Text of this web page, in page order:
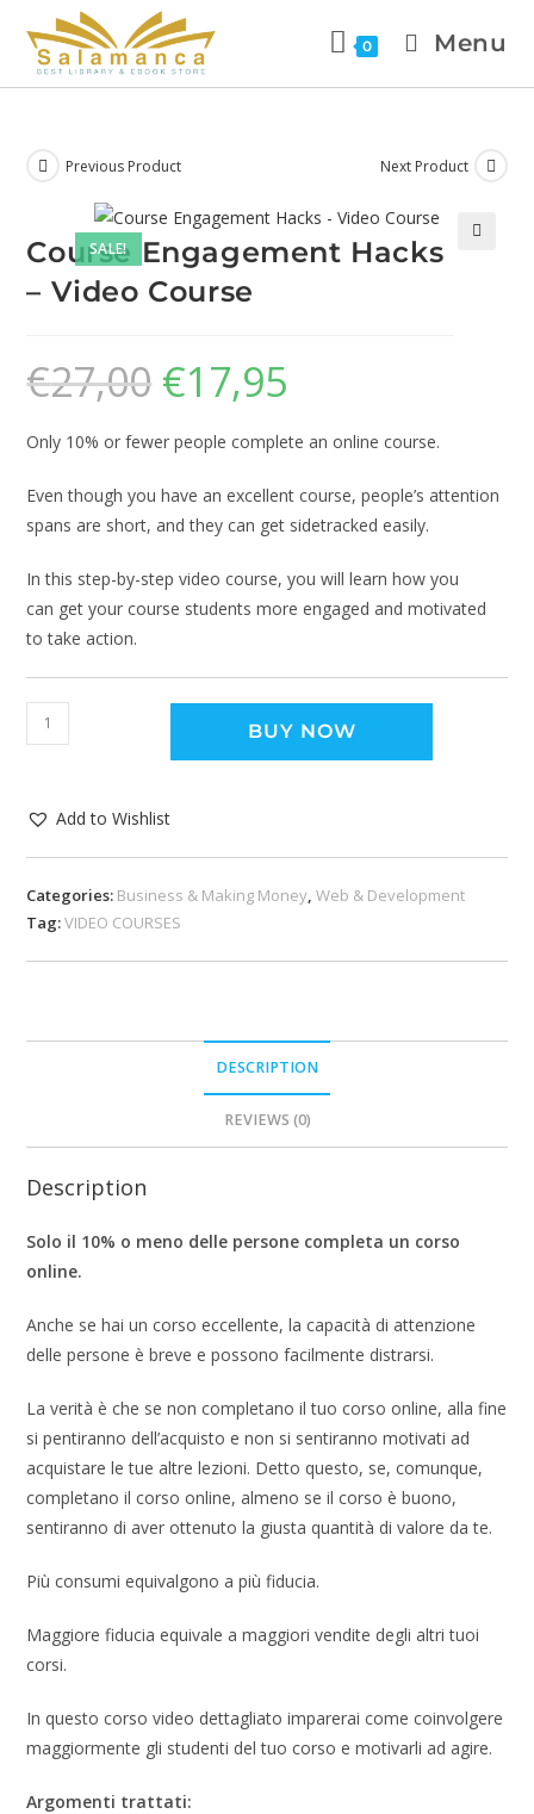
0 Menu
SALE!
Previous Product Next Product
Course Engagement Hacks
– Video Course
€27,00 €17,95
Only 10% or fewer people complete an online course.
Even though you have an excellent course, people’s attention
spans are short, and they can get sidetracked easily.
In this step-by-step video course, you will learn how you
can get your course students more engaged and motivated
to take action.
BUY NOW
Add to Wishlist
Categories: Business & Making Money,Web & Development
Tag:VIDEO COURSES
DESCRIPTION
REVIEWS (0)
Description
Solo il 10% o meno delle persone completa un corso
online.
Anche se hai un corso eccellente, la capacità di attenzione
delle persone è breve e possono facilmente distrarsi.
La verità è che se non completano il tuo corso online, alla fine
si pentiranno dell’acquisto e non si sentiranno motivati ​​ad
acquistare le tue altre lezioni. Detto questo, se, comunque,
completano il corso online, almeno se il corso è buono,
sentiranno di aver ottenuto la giusta quantità di valore da te.
Più consumi equivalgono a più fiducia.
Maggiore fiducia equivale a maggiori vendite degli altri tuoi
corsi.
In questo corso video dettagliato imparerai come coinvolgere
maggiormente gli studenti del tuo corso e motivarli ad agire.
Argomenti trattati: